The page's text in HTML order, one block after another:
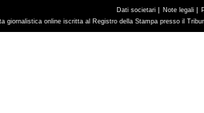
Dati societari | Note legali |
giornalistica online iscritta al Registro della Stampa presso il